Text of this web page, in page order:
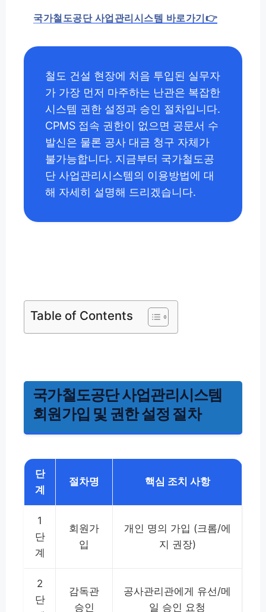
국가철도공단 사업관리시스템 바로가기👉
철도 건설 현장에 처음 투입된 실무자
가 가장 먼저 마주하는 난관은 복잡한
시스템 권한 설정과 승인 절차입니다.
CPMS 접속 권한이 없으면 공문서 수
발신은 물론 공사 대금 청구 자체가
불가능합니다. 지금부터 국가철도공
단 사업관리시스템의 이용방법에 대
해 자세히 설명해 드리겠습니다.
Table of Contents
국가철도공단 사업관리시스템
회원가입 및 권한 설정 절차
단
계
절차명 핵심 조치 사항
1
단
계
회원가
입
개인 명의 가입 (크롬/에
지 권장)
2
단
감독관
승인
공사관리관에게 유선/메
일 승인 요청